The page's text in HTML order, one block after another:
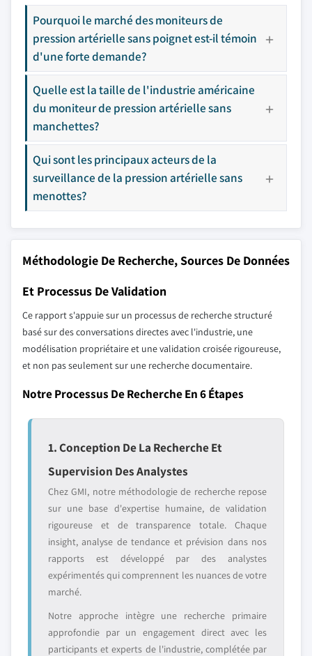
Pourquoi le marché des moniteurs de
pression artérielle sans poignet est-il témoin
d'une forte demande?
Quelle est la taille de l'industrie américaine
du moniteur de pression artérielle sans
manchettes?
Qui sont les principaux acteurs de la
surveillance de la pression artérielle sans
menottes?
Méthodologie De Recherche, Sources De Données
Et Processus De Validation
Ce rapport s'appuie sur un processus de recherche structuré
basé sur des conversations directes avec l'industrie, une
modélisation propriétaire et une validation croisée rigoureuse,
et non pas seulement sur une recherche documentaire.
Notre Processus De Recherche En 6 Étapes
1. Conception De La Recherche Et
Supervision Des Analystes
Chez GMI, notre méthodologie de recherche repose
sur une base d'expertise humaine, de validation
rigoureuse et de transparence totale. Chaque
insight, analyse de tendance et prévision dans nos
rapports est développé par des analystes
expérimentés qui comprennent les nuances de votre
marché.
Notre approche intègre une recherche primaire
approfondie par un engagement direct avec les
participants et experts de l'industrie, complétée par